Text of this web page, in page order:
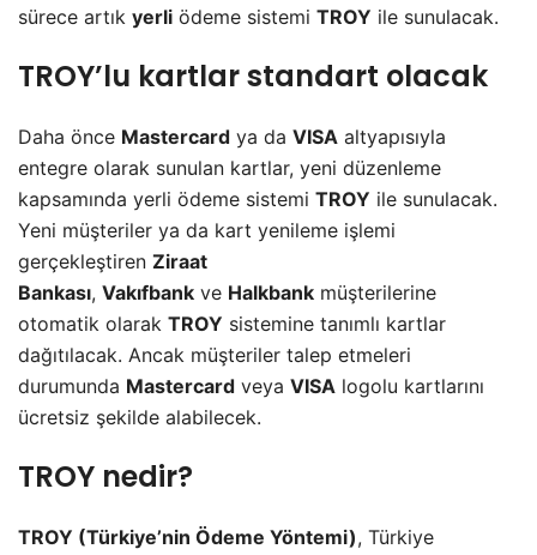
sürece artık yerli ödeme sistemi TROY ile sunulacak.
TROY’lu kartlar standart olacak
Daha önce Mastercard ya da VISA altyapısıyla
entegre olarak sunulan kartlar, yeni düzenleme
kapsamında yerli ödeme sistemi TROY ile sunulacak.
Yeni müşteriler ya da kart yenileme işlemi
gerçekleştiren Ziraat
Bankası, Vakıfbank ve Halkbank müşterilerine
otomatik olarak TROY sistemine tanımlı kartlar
dağıtılacak. Ancak müşteriler talep etmeleri
durumunda Mastercard veya VISA logolu kartlarını
ücretsiz şekilde alabilecek.
TROY nedir?
TROY (Türkiye’nin Ödeme Yöntemi), Türkiye